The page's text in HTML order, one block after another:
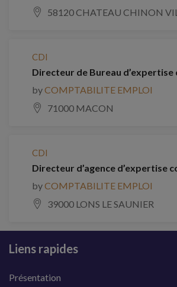
58120 CHATEAU CHINON
CDI
Directeur de Bureau d’expertise
byCOMPTABILITE EMPLOI
71000 MACON
CDI
Directeur d’agence d’expertise
byCOMPTABILITE EMPLOI
39000 LONS LE SAUNIER
Liens rapides
Présentation